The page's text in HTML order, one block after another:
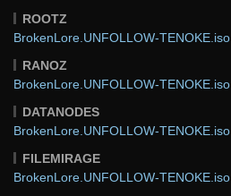
ROOTZ
BrokenLore.UNFOLLOW-TENOKE.iso
RANOZ
BrokenLore.UNFOLLOW-TENOKE.iso
DATANODES
BrokenLore.UNFOLLOW-TENOKE.iso
FILEMIRAGE
BrokenLore.UNFOLLOW-TENOKE.iso